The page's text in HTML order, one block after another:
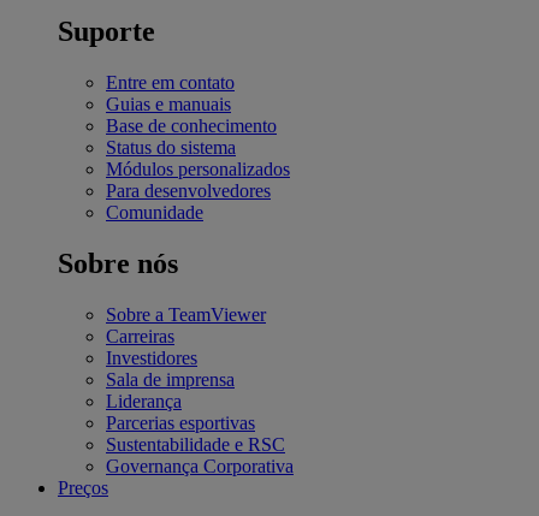
Suporte
Entre em contato
Guias e manuais
Base de conhecimento
Status do sistema
Módulos personalizados
Para desenvolvedores
Comunidade
Sobre nós
Sobre a TeamViewer
Carreiras
Investidores
Sala de imprensa
Liderança
Parcerias esportivas
Sustentabilidade e RSC
Governança Corporativa
Preços